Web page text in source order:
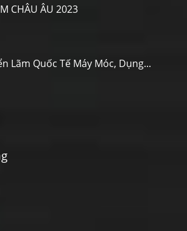
CHÂU ÂU 2023
Lãm Quốc Tế Máy Móc, Dụng...